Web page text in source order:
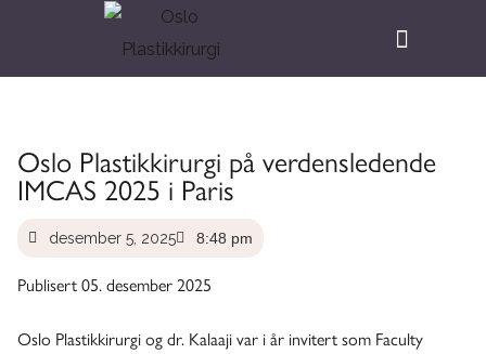
Oslo Plastikkirurgi på verdensledende
IMCAS 2025 i Paris
desember 5, 2025 8:48 pm
Publisert 05. desember 2025
Oslo Plastikkirurgi og dr. Kalaaji var i år invitert som Faculty